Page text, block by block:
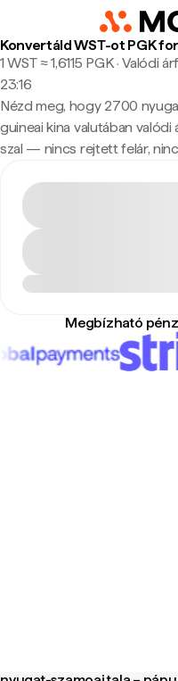
Konvertáld WST-ot PGK
1 WST ≈ 1,6115 PGK · Valódi
23:16
Nézd meg, hogy 2700
guineai kina valutában
szal — nincs rejtett felár,
Megbízható